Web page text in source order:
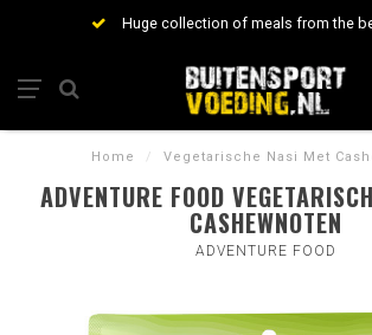
Huge collection of meals from the
Home / Vegetarische Nasi Met
ADVENTURE FOOD
CASHEWNOTEN
ADVENTURE FOOD